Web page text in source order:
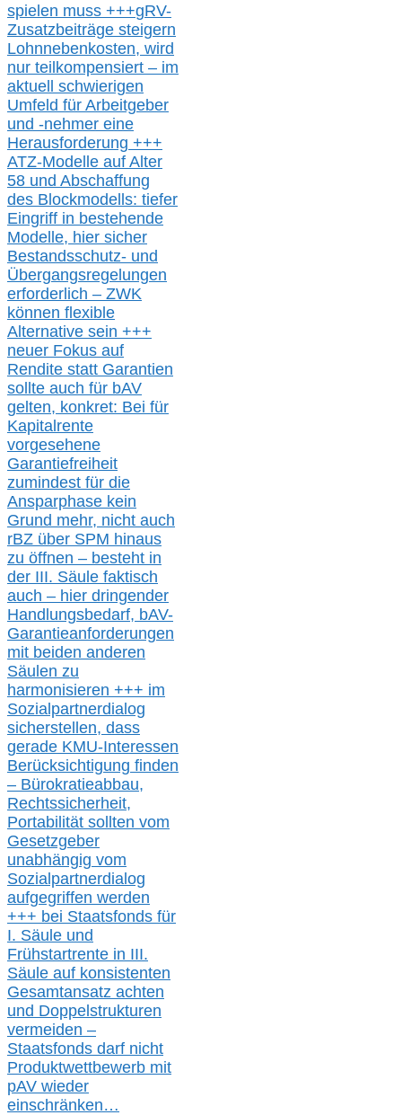
spielen muss +++gRV-
Zusatzbeiträge steigern
Lohnnebenkosten, wird
nur teilkompensiert – im
aktuell schwierigen
Umfeld für Arbeitgeber
und -nehmer eine
Herausforderung +++
ATZ-Modelle auf Alter
58 und Abschaffung
des Blockmodells: tiefer
Eingriff in bestehende
Modelle, hier sicher
Bestandsschutz- und
Übergangsregelungen
erforderlich – ZWK
können flexible
Alternative sein +++
neuer Fokus auf
Rendite statt Garantien
sollte auch für bAV
gelten, konkret: Bei für
Kapitalrente
vorgesehene
Garantiefreiheit
zumindest für die
Ansparphase kein
Grund mehr, nicht auch
rBZ über SPM hinaus
zu öffnen – besteht in
der III. Säule faktisch
auch – hier dringender
Handlungsbedarf, bAV-
Garantieanforderungen
mit beiden anderen
Säulen zu
harmonisieren +++ im
Sozialpartnerdialog
sicherstellen, dass
gerade KMU-Interessen
Berücksichtigung finden
– Bürokratieabbau,
Rechtssicherheit,
Portabilität sollten vom
Gesetzgeber
unabhängig vom
Sozialpartnerdialog
aufgegriffen werden
+++ bei Staatsfonds für
I. Säule und
Frühstartrente in III.
Säule auf konsistenten
Gesamtansatz achten
und Doppelstrukturen
vermeiden –
Staatsfonds darf nicht
Produktwettbewerb mit
pAV wieder
einschränken…